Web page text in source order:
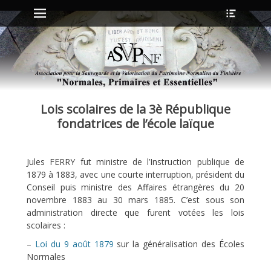
Menu principal
Aller
au
contenu
l’en-
tête
Lois scolaires de la 3è République
fondatrices de l’école laïque
Jules FERRY fut ministre de l’Instruction publique de
1879 à 1883, avec une courte interruption, président du
Conseil puis ministre des Affaires étrangères du 20
novembre 1883 au 30 mars 1885. C’est sous son
administration directe que furent votées les lois
scolaires :
– Loi du 9 août 1879 sur la généralisation des Écoles
Normales